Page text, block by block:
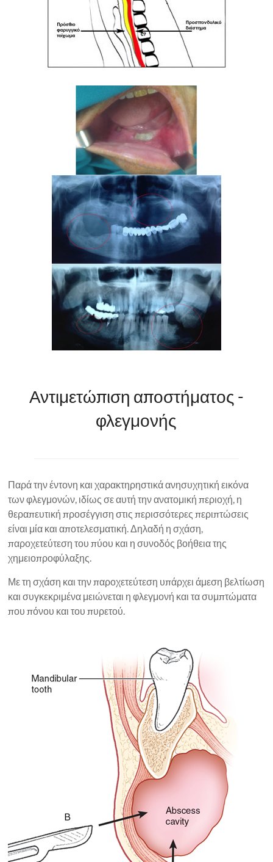
Αντιμετώπιση αποστήματος -
φλεγμονής
Παρά την έντονη και χαρακτηρηστικά ανησυχητική εικόνα
των φλεγμονών, ιδίως σε αυτή την ανατομική περιοχή, η
θεραπευτική προσέγγιση στις περισσότερες περιπτώσεις
είναι μία και αποτελεσματική. Δηλαδή η σχάση,
παροχετεύτεση του πύου και η συνοδός βοήθεια της
χημειοπροφύλαξης.
Με τη σχάση και την παροχετεύτεση υπάρχει άμεση βελτίωση
και συγκεκριμένα μειώνεται η φλεγμονή και τα συμπτώματα
που πόνου και του πυρετού.